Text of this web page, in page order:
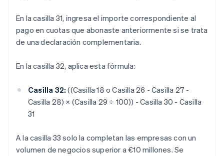
En la casilla 31, ingresa el importe correspondiente al
pago en cuotas que abonaste anteriormente si se trata
de una declaración complementaria.
En la casilla 32, aplica esta fórmula:
Casilla 32: ((Casilla 18 o Casilla 26 - Casilla 27 -
Casilla 28) × (Casilla 29 ÷ 100)) - Casilla 30 - Casilla
31
A la casilla 33 solo la completan las empresas con un
volumen de negocios superior a €10 millones. Se